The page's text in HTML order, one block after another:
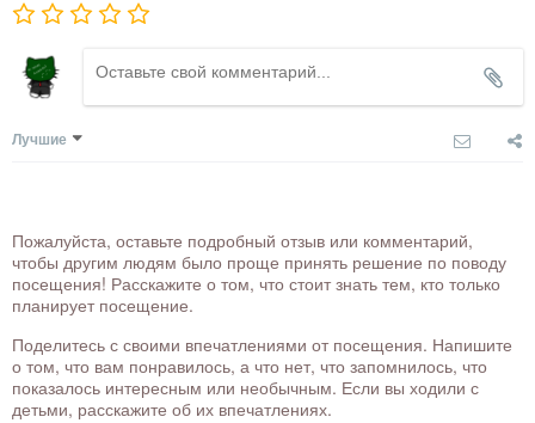
Лучшие
Пожалуйста, оставьте подробный отзыв или комментарий,
чтобы другим людям было проще принять решение по поводу
посещения! Расскажите о том, что стоит знать тем, кто только
планирует посещение.
Поделитесь с своими впечатлениями от посещения. Напишите
о том, что вам понравилось, а что нет, что запомнилось, что
показалось интересным или необычным. Если вы ходили с
детьми, расскажите об их впечатлениях.